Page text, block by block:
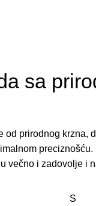
sa
od prirodnog krzna,
preciznošću.
večno i zadovolje i
S